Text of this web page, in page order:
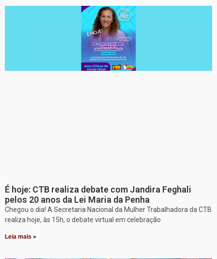
É hoje: CTB realiza debate com Jandira Feghali
pelos 20 anos da Lei Maria da Penha
Chegou o dia! A Secretaria Nacional da Mulher Trabalhadora da CTB
realiza hoje, às 15h, o debate virtual em celebração
Leia mais »